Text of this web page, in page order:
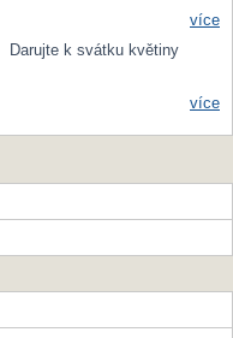
více
Darujte k svátku květiny
více